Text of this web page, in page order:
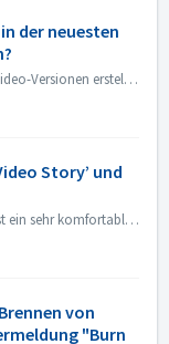
der neuesten
Ja. Nero Video konnte die mit alten Nero Video-Versionen erstellten Projekte öffnen und bearbeiten. Aber das alte Nero Video kann die Projekte, die mit d...
Story’ und
Die Verwendung von ‘1-Click Video Story’ ist ein sehr komfortabler und schneller Weg, professionelle Diashows und Videos einfach per Drag & Drop und ein...
von
"Burn